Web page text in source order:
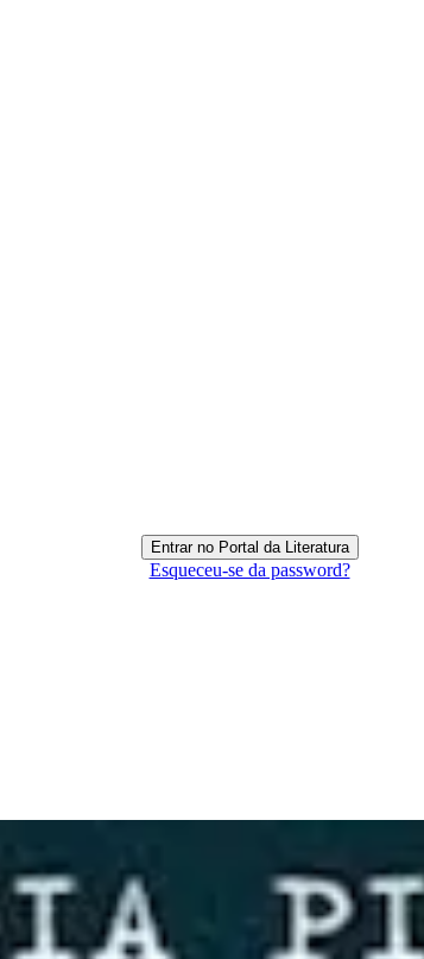
Esqueceu-se da password?